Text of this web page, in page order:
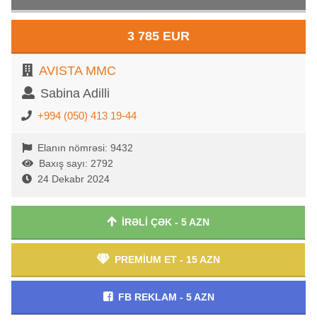
3 785 EUR
AVISTA MMC
Sabina Adilli
+994 (050) 413 19-44
Elanın nömrəsi: 9432
Baxış sayı: 2792
24 Dekabr 2024
İRƏLİ ÇƏK - 5 AZN
PREMİUM ET - 15 AZN
FB REKLAM - 5 AZN